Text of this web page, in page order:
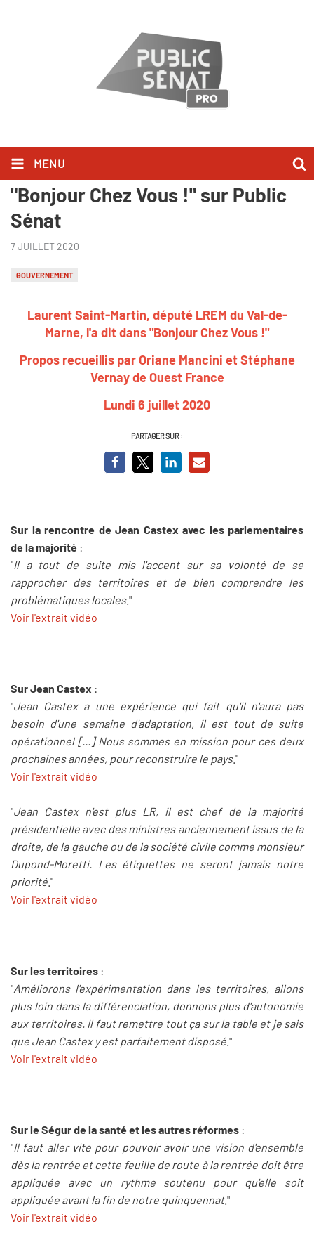
MENU
Laurent Saint-Martin l'a dit dans
"Bonjour Chez Vous !" sur Public
Sénat
7 JUILLET 2020
GOUVERNEMENT
Laurent Saint-Martin, député LREM du Val-de-
Marne, l'a dit dans "Bonjour Chez Vous !"
Propos recueillis par Oriane Mancini et Stéphane
Vernay de Ouest France
Lundi 6 juillet 2020
PARTAGER SUR :
Sur la rencontre de Jean Castex avec les parlementaires
de la majorité :
"Il a tout de suite mis l'accent sur sa volonté de se
rapprocher des territoires et de bien comprendre les
problématiques locales."
Voir l'extrait vidéo
Sur Jean Castex :
"Jean Castex a une expérience qui fait qu'il n'aura pas
besoin d'une semaine d'adaptation, il est tout de suite
opérationnel [...] Nous sommes en mission pour ces deux
prochaines années, pour reconstruire le pays."
Voir l'extrait vidéo
"Jean Castex n'est plus LR, il est chef de la majorité
présidentielle avec des ministres anciennement issus de la
droite, de la gauche ou de la société civile comme monsieur
Dupond-Moretti. Les étiquettes ne seront jamais notre
priorité ."
Voir l'extrait vidéo
Sur les territoires :
"Améliorons l'expérimentation dans les territoires, allons
plus loin dans la différenciation, donnons plus d'autonomie
aux territoires. Il faut remettre tout ça sur la table et je sais
que Jean Castex y est parfaitement disposé ."
Voir l'extrait vidéo
Sur le Ségur de la santé et les autres réformes :
"Il faut aller vite pour pouvoir avoir une vision d'ensemble
dès la rentrée et cette feuille de route à la rentrée doit être
appliquée avec un rythme soutenu pour qu'elle soit
appliquée avant la fin de notre quinquennat."
Voir l'extrait vidéo